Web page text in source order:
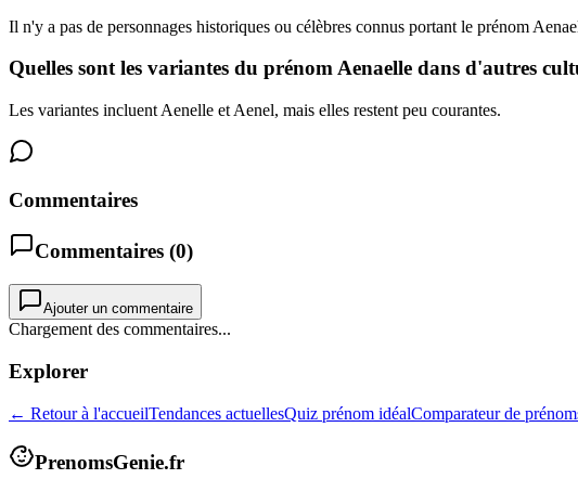
Il n'y a pas de personnages historiques ou célèbres connus portant le prénom
Quelles sont les variantes du prénom Aenaelle dans d'autres
Les variantes incluent Aenelle et Aenel, mais elles restent peu courantes.
Commentaires
Commentaires (0)
Ajouter un commentaire
Chargement des commentaires...
Explorer
← Retour à l'accueilTendances actuellesQuiz prénom idéalComparateur de
PrenomsGenie.fr